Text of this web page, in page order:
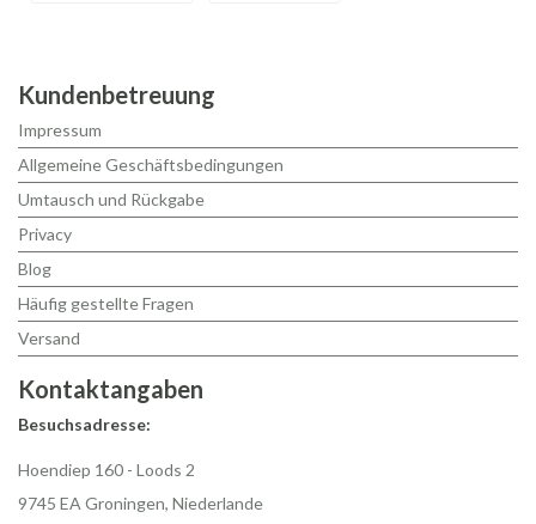
Kundenbetreuung
Impressum
Allgemeine Geschäftsbedingungen
Umtausch und Rückgabe
Privacy
Blog
Häufig gestellte Fragen
Versand
Kontaktangaben
Besuchsadresse:
Hoendiep 160 - Loods 2
9745 EA Groningen, Niederlande